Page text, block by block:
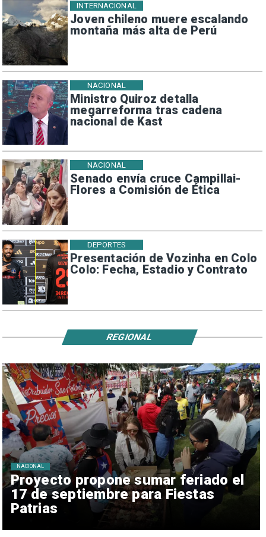
Joven chileno muere escalando
montaña más alta de Perú
INTERNACIONAL
Ministro Quiroz detalla
megarreforma tras cadena
nacional de Kast
NACIONAL
Senado envía cruce Campillai-
Flores a Comisión de Ética
NACIONAL
Presentación de Vozinha en Colo
Colo: Fecha, Estadio y Contrato
DEPORTES
Proyecto propone sumar feriado el
17 de septiembre para Fiestas
Patrias
NACIONAL
REGIONAL